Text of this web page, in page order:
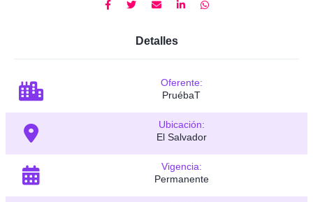
Detalles
Oferente:
PruébaT
Ubicación:
El Salvador
Vigencia:
Permanente